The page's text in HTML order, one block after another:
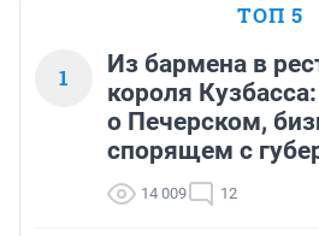
ТОП 5
1
Из бармена в
короля
о Печерском,
спорящем с
14 009 12